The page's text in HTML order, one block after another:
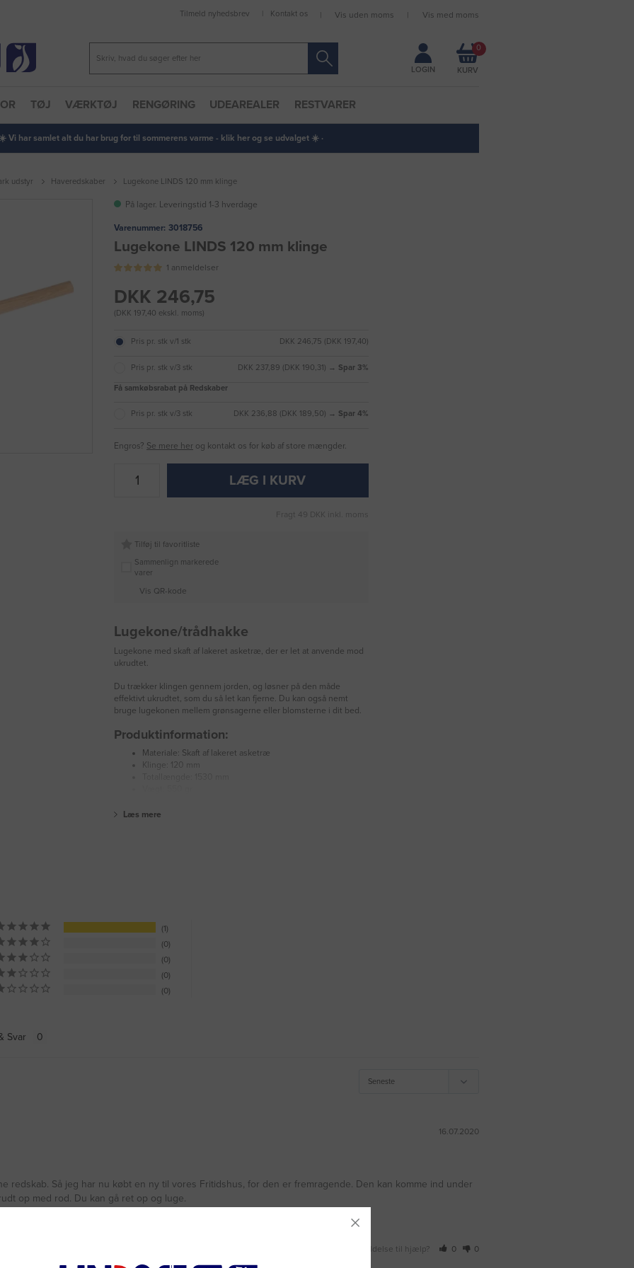
Forbliv logget ind
Tilmeld nyhedsbrev Kontakt os Vis uden moms Vis med moms
LOGIN
0
TØJ VÆRKTØJ RENGØRING UDEAREALER RESTVARER
Vi har samlet alt du har brug for til sommerens varme - klik her og se udvalget ☀️ ·
udstyr Haveredskaber Lugekone LINDS 120 mm klinge
På lager. Leveringstid 1-3 hverdage
Varenummer: 3018756
Lugekone LINDS 120 mm klinge
1 anmeldelser
DKK 246,75
(DKK 197,40 ekskl. moms)
Pris pr. stk v/1 stk DKK 246,75 (DKK 197,40)
Pris pr. stk v/3 stk DKK 237,89 (DKK 190,31) → Spar 3%
Få samkøbsrabat på Redskaber
Pris pr. stk v/3 stk DKK 236,88 (DKK 189,50) → Spar 4%
Engros? Se mere her og kontakt os for køb af store mængder.
LÆG I KURV
Fragt 49 DKK inkl. moms
Tilføj til favoritliste
Sammenlign markerede
varer
Vis QR-kode
Lugekone/trådhakke
Lugekone med skaft af lakeret asketræ, der er let at anvende mod
ukrudtet.
Du trækker klingen gennem jorden, og løsner på den måde
effektivt ukrudtet, som du så let kan fjerne. Du kan også nemt
bruge lugekonen mellem grønsagerne eller blomsterne i dit bed.
Produktinformation:
Materiale: Skaft af lakeret asketræ
Klinge: 120 mm
Læs mere
1
0
0
0
0
Svar
16.07.2020
redskab. Så jeg har nu købt en ny til vores Fritidshus, for den er fremragende. Den kan komme ind under
op med rod. Du kan gå ret op og luge.
Var denne anmeldelse til hjælp? 0 0